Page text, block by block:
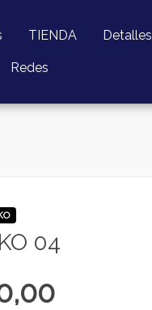
TIENDA Detalles
Redes
04